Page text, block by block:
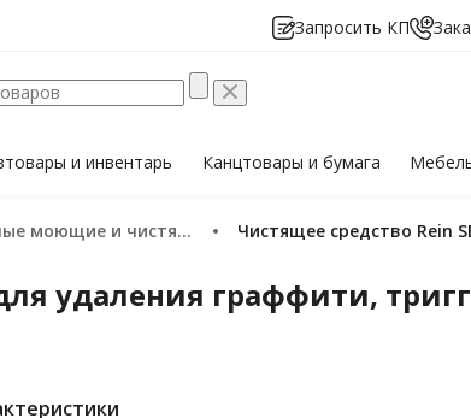
Запросить КП
и инвентарь Канцтовары и бумага
и чистящие средства Чистящее средство Rein
удаления граффити,